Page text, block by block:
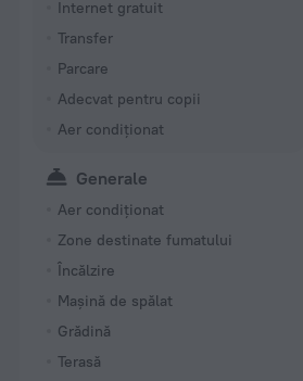
Internet gratuit
Transfer
Parcare
Adecvat pentru copii
Aer condiționat
Generale
Aer condiționat
Zone destinate fumatului
Încălzire
Mașină de spălat
Grădină
Terasă